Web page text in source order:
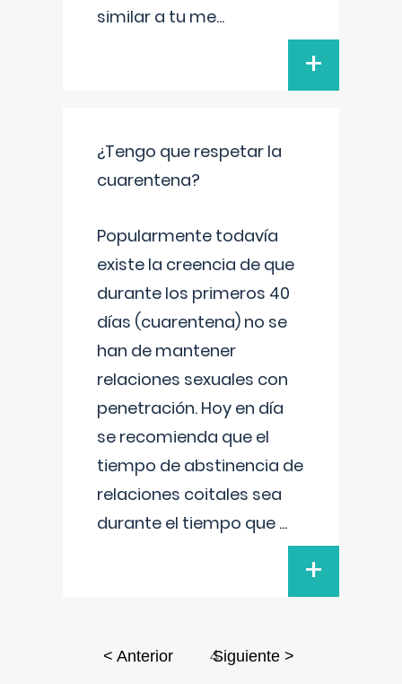
similar a tu me...
+
¿Tengo que respetar la
cuarentena?
Popularmente todavía
existe la creencia de que
durante los primeros 40
días (cuarentena) no se
han de mantener
relaciones sexuales con
penetración. Hoy en día
se recomienda que el
tiempo de abstinencia de
relaciones coitales sea
durante el tiempo que ...
+
< Anterior 4
Siguiente >